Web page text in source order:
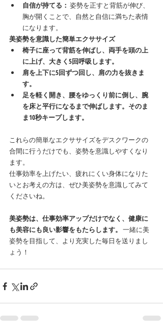
自信が持てる： 姿勢を正すと背筋が伸び、
胸が開くことで、自然と自信に満ちた表情
になります。
美姿勢を意識した簡単エクササイズ
椅子に座って背筋を伸ばし、両手を頭の上
に上げ、大きく5回呼吸します。
肩を上下に5回ずつ回し、肩の力を抜きま
す。
足を軽く開き、腰をゆっくり前に倒し、腕
を床と平行になるまで伸ばします。そのま
ま10秒キープします。
これらの簡単なエクササイズをデスクワークの
合間に行うだけでも、姿勢を意識しやすくなり
ます。
仕事効率を上げたい、疲れにくい身体になりた
いとお考えの方は、ぜひ美姿勢を意識してみて
くださいね。
美姿勢は、仕事効率アップだけでなく、健康に
も美容にも良い影響をもたらします。 一緒に美
姿勢を目指して、より充実した毎日を送りまし
ょう！